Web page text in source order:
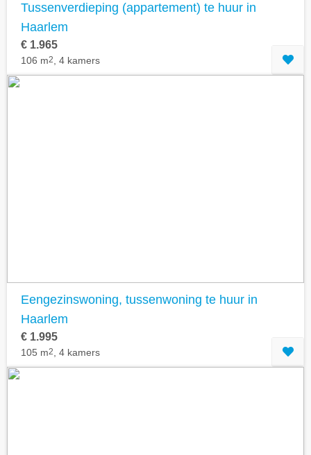
Tussenverdieping (appartement) te huur in
Haarlem
€ 1.965
106 m2 , 4 kamers
Eengezinswoning, tussenwoning te huur in
Haarlem
€ 1.995
105 m2 , 4 kamers